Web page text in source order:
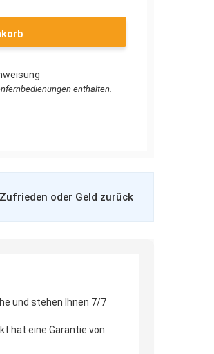
enthalten.
Zufrieden oder Geld zurück
und stehen Ihnen 7/7
hat eine Garantie von